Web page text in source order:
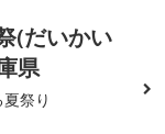
(だいかい
県
祭り